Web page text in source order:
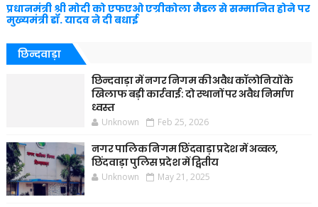
प्रधानमंत्री श्री मोदी को एफएओ एग्रीकोला मैडल से सम्मानित होने पर
मुख्यमंत्री डॉ. यादव ने दी बधाई
छिन्दवाड़ा
छिन्दवाड़ा में नगर निगम की अवैध कॉलोनियों के
खिलाफ बड़ी कार्रवाई: दो स्थानों पर अवैध निर्माण
ध्वस्त
Unknown Feb 25, 2026
नगर पालिक निगम छिंदवाड़ा प्रदेश में अव्वल,
छिंदवाड़ा पुलिस प्रदेश में द्वितीय
Unknown May 21, 2025